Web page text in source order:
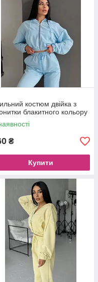
костюм двійка з
блакитного кольору
₴
Купити